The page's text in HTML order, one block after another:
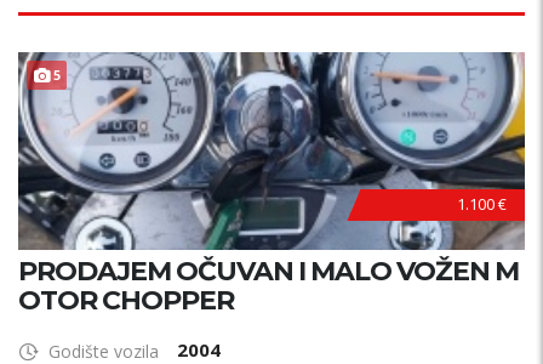
5
1.100 €
PRODAJEM OČUVAN I MALO VOŽEN M
OTOR CHOPPER
Godište vozila 2004